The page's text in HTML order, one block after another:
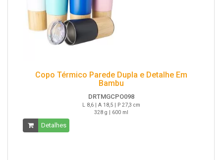
Copo Térmico Parede Dupla e Detalhe Em
Bambu
DRTMGCPO098
L 8,6 | A 18,5 | P 27,3 cm
328 g | 600 ml
Detalhes